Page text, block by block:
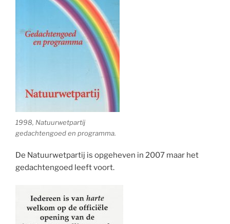
1998, Natuurwetpartij
gedachtengoed en programma.
De Natuurwetpartij is opgeheven in 2007 maar het
gedachtengoed leeft voort.